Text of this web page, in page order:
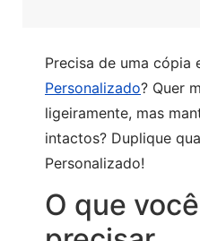
Precisa de uma cópia
Personalizado? Quer
ligeiramente, mas
intactos? Duplique
Personalizado!
O que